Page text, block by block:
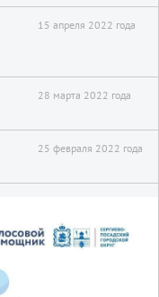
15 апреля 2022 года
28 марта 2022 года
25 февраля 2022 года